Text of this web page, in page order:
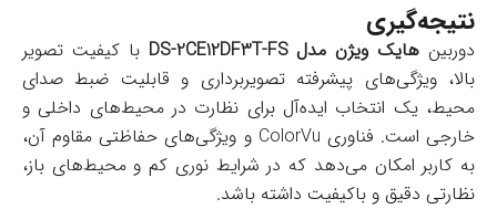
نتیجه‌گیری
دوربین هایک ویژن مدل DS-2CE12DF3T-FS
با کیفیت تصویر
بالا، ویژگی‌های پیشرفته تصویربرداری و قابلیت ضبط صدای
محیط، یک انتخاب ایده‌آل برای نظارت در محیط‌های داخلی و
خارجی است. فناوری ColorVu و ویژگی‌های حفاظتی مقاوم آن،
به کاربر امکان می‌دهد که در شرایط نوری کم و محیط‌های باز،
نظارتی دقیق و باکیفیت داشته باشد.